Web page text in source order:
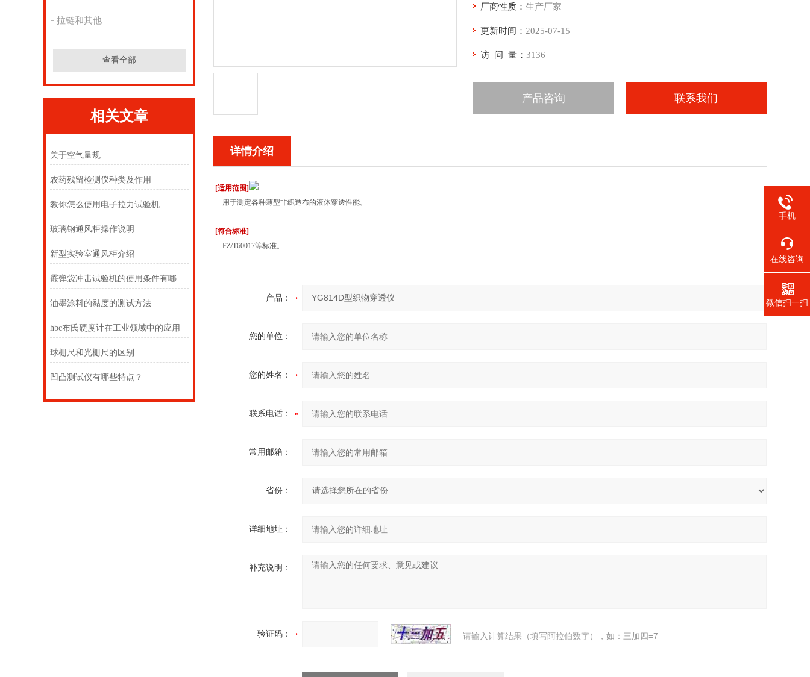
拉链和其他
查看全部
相关文章
关于空气量规
农药残留检测仪种类及作用
教你怎么使用电子拉力试验机
玻璃钢通风柜操作说明
新型实验室通风柜介绍
霰弹袋冲击试验机的使用条件有哪些？
油墨涂料的黏度的测试方法
hbc布氏硬度计在工业领域中的应用
球栅尺和光栅尺的区别
凹凸测试仪有哪些特点？
厂商性质：生产厂家
更新时间： 2025-07-15
访 问 量：3136
产品咨询 联系我们
详情介绍
[适用范围]
用于测定各种薄型非织造布的液体穿透性能。
[符合标准]
FZ/T60017等标准。
产品：
您的单位：
您的姓名：
联系电话：
常用邮箱：
省份：
详细地址：
补充说明：
验证码： 请输入计算结果（填写阿拉伯数字），如：三加四=7
手机
在线咨询
微信扫一扫